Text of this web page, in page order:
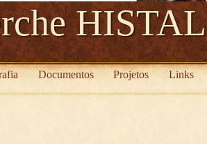
HISTAL
Documentos Projetos Links